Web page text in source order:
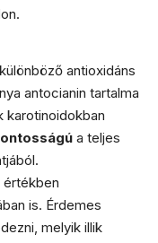
antioxidáns
antocianin tartalma
karotinoidokban
a teljes
értékben
is. Érdemes
melyik illik